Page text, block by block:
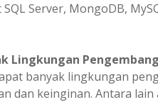
Server, MongoDB,
Lingkungan
banyak lingkungan
dan keinginan. Antara lain